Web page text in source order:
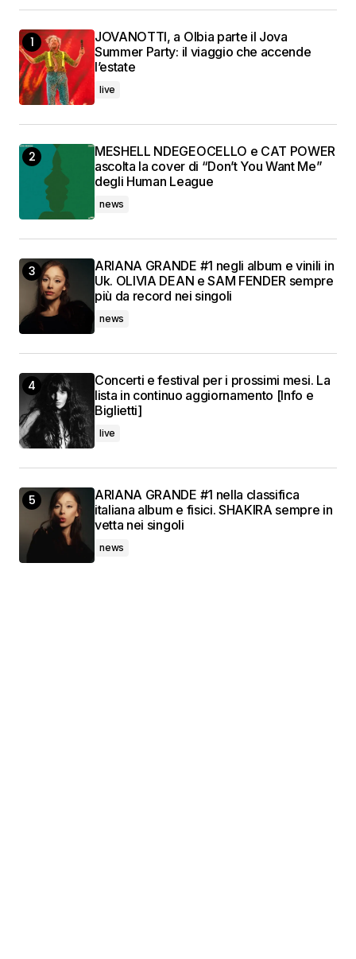
JOVANOTTI, a Olbia parte il Jova
Summer Party: il viaggio che accende
l’estate
live
MESHELL NDEGEOCELLO e CAT POWER
ascolta la cover di “Don’t You Want Me”
degli Human League
news
ARIANA GRANDE #1 negli album e vinili in
Uk. OLIVIA DEAN e SAM FENDER sempre
più da record nei singoli
news
Concerti e festival per i prossimi mesi. La
lista in continuo aggiornamento [Info e
Biglietti]
live
ARIANA GRANDE #1 nella classifica
italiana album e fisici. SHAKIRA sempre in
vetta nei singoli
news